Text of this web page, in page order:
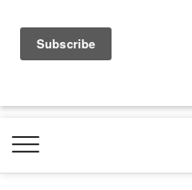
a
e
b
o
o
t
b
.
o
e
m
t
g
t
k
DIGITAL |